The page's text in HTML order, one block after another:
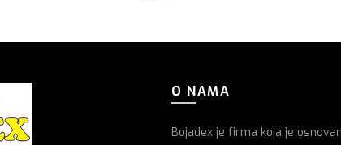
O NAMA
Bojadex je firma koja je